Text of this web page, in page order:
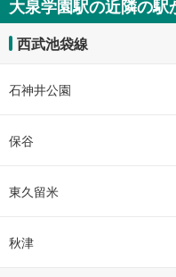
大泉学園駅の近隣の駅
西武池袋線
石神井公園
保谷
東久留米
秋津